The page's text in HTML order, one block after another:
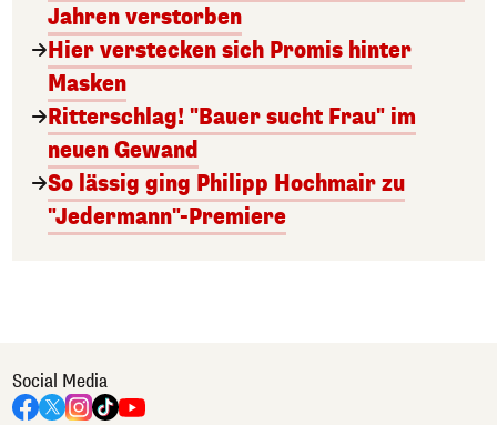
Jahren verstorben
Hier verstecken sich Promis hinter
Masken
Ritterschlag! "Bauer sucht Frau" im
neuen Gewand
So lässig ging Philipp Hochmair zu
"Jedermann"-Premiere
Social Media